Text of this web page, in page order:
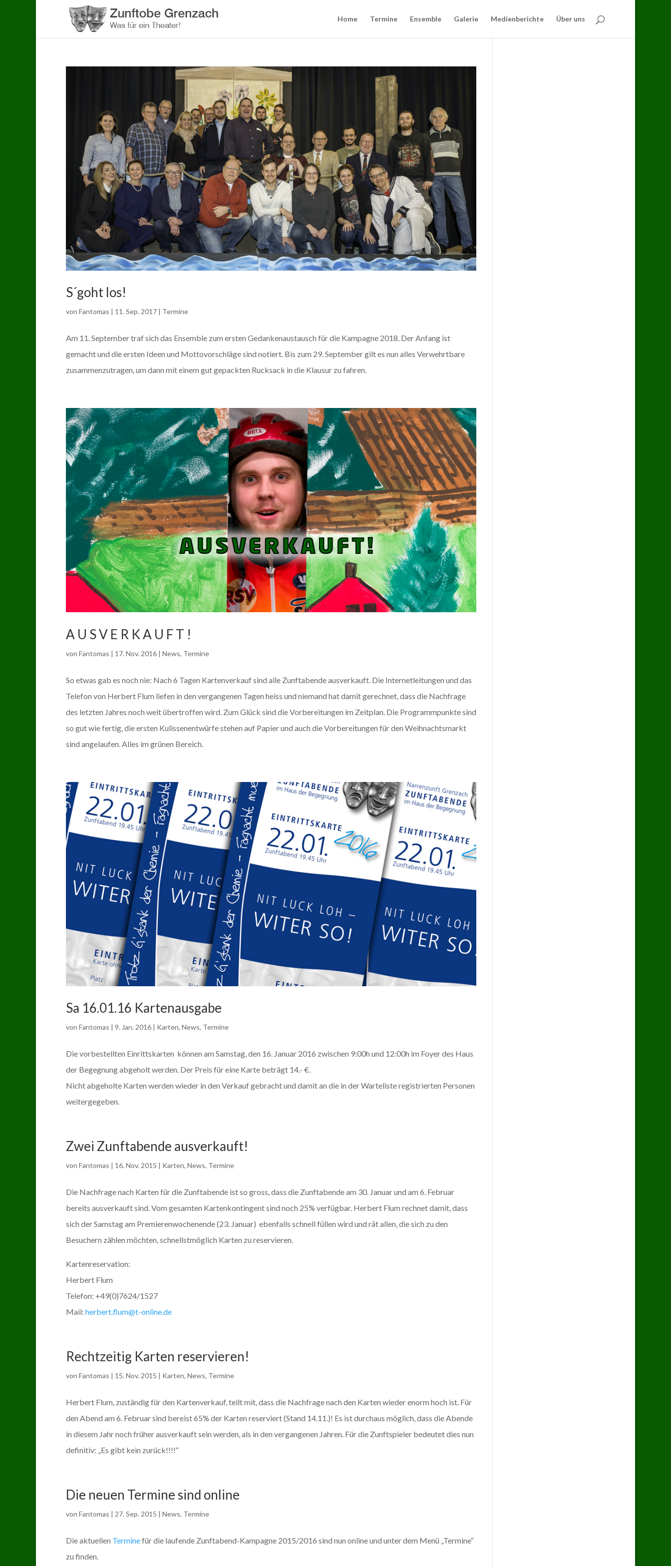
Home Termine Ensemble Galerie Medienberichte Über uns
S´goht los!
von Fantomas | 11. Sep. 2017 | Termine
Am 11. September traf sich das Ensemble zum ersten Gedankenaustausch für die Kampagne 2018. Der Anfang ist
gemacht und die ersten Ideen und Mottovorschläge sind notiert. Bis zum 29. September gilt es nun alles Verwehrtbare
zusammenzutragen, um dann mit einem gut gepackten Rucksack in die Klausur zu fahren.
A U S V E R K A U F T !
von Fantomas | 17. Nov. 2016 | News, Termine
So etwas gab es noch nie: Nach 6 Tagen Kartenverkauf sind alle Zunftabende ausverkauft. Die Internetleitungen und das
Telefon von Herbert Flum liefen in den vergangenen Tagen heiss und niemand hat damit gerechnet, dass die Nachfrage
des letzten Jahres noch weit übertroffen wird. Zum Glück sind die Vorbereitungen im Zeitplan. Die Programmpunkte sind
so gut wie fertig, die ersten Kulissenentwürfe stehen auf Papier und auch die Vorbereitungen für den Weihnachtsmarkt
sind angelaufen. Alles im grünen Bereich.
Sa 16.01.16 Kartenausgabe
von Fantomas | 9. Jan. 2016 | Karten, News, Termine
Die vorbestellten Einrittskarten können am Samstag, den 16. Januar 2016 zwischen 9:00h und 12:00h im Foyer des Haus
der Begegnung abgeholt werden. Der Preis für eine Karte beträgt 14.- €.
Nicht abgeholte Karten werden wieder in den Verkauf gebracht und damit an die in der Warteliste registrierten Personen
weitergegeben.
Zwei Zunftabende ausverkauft!
von Fantomas | 16. Nov. 2015 | Karten, News, Termine
Die Nachfrage nach Karten für die Zunftabende ist so gross, dass die Zunftabende am 30. Januar und am 6. Februar
bereits ausverkauft sind. Vom gesamten Kartenkontingent sind noch 25% verfügbar. Herbert Flum rechnet damit, dass
sich der Samstag am Premierenwochenende (23. Januar) ebenfalls schnell füllen wird und rät allen, die sich zu den
Besuchern zählen möchten, schnellstmöglich Karten zu reservieren.
Kartenreservation:
Herbert Flum
Telefon: +49(0)7624/1527
Mail: herbert.flum@t-online.de
Rechtzeitig Karten reservieren!
von Fantomas | 15. Nov. 2015 | Karten, News, Termine
Herbert Flum, zuständig für den Kartenverkauf, teilt mit, dass die Nachfrage nach den Karten wieder enorm hoch ist. Für
den Abend am 6. Februar sind bereist 65% der Karten reserviert (Stand 14.11.)! Es ist durchaus möglich, dass die Abende
in diesem Jahr noch früher ausverkauft sein werden, als in den vergangenen Jahren. Für die Zunftspieler bedeutet dies nun
definitiv: „Es gibt kein zurück!!!!“
Die neuen Termine sind online
von Fantomas | 27. Sep. 2015 | News, Termine
Die aktuellen Terminefür die laufende Zunftabend-Kampagne 2015/2016 sind nun online und unter dem Menü „Termine“
zu finden.